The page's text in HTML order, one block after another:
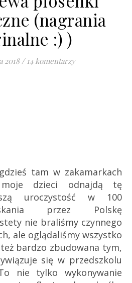
(nagrania
:) )
2018 / 14 komentarzy
tam w zakamarkach
dzieci odnajdą tę
uroczystość w 100
przez Polskę
nie braliśmy czynnego
ale oglądaliśmy wszystko
bardzo zbudowana tym,
się w przedszkolu
nie tylko wykonywanie